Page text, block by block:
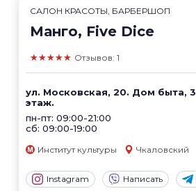
САЛОН КРАСОТЫ, БАРБЕРШОП
Манго, Five Dice
★★★★★ Отзывов: 1
ул. Московская, 20. Дом быта, 3
этаж.
пн-пт: 09:00-21:00
сб: 09:00-19:00
Институт культуры Чкаловский
Instagram Написать